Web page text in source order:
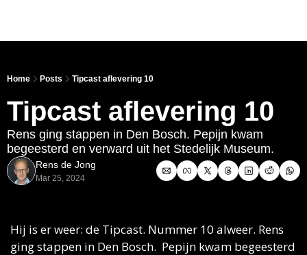
Home Posts Tipcast aflevering 10
Tipcast aflevering 10
Rens ging stappen in Den Bosch. Pepijn kwam
begeesterd en verward uit het Stedelijk Museum.
Rens de Jong
Mar 25, 2024
Hij is er weer: de Tipcast. Nummer 10 alweer. Rens
ging stappen in Den Bosch.  Pepijn kwam begeesterd